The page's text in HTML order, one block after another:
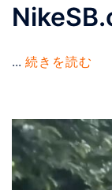
... 続きを読む